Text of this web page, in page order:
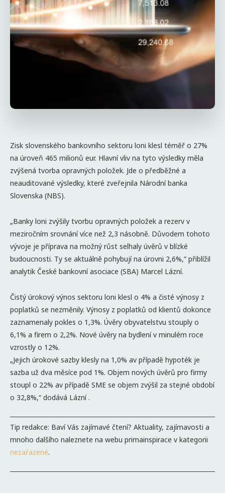
Zisk slovenského bankovního sektoru loni klesl téměř o 27%
na úroveň 465 milionů eur. Hlavní vliv na tyto výsledky měla
zvýšená tvorba opravných položek. Jde o předběžné a
neauditované výsledky, které zveřejnila Národní banka
Slovenska (NBS).
„Banky loni zvýšily tvorbu opravných položek a rezerv v
meziročním srovnání více než 2,3 násobně. Důvodem tohoto
vývoje je příprava na možný růst selhaly úvěrů v blízké
budoucnosti. Ty se aktuálně pohybují na úrovni 2,6%,“ přiblížil
analytik České bankovní asociace (SBA) Marcel Lázní.
Čistý úrokový výnos sektoru loni klesl o 4% a čisté výnosy z
poplatků se nezměnily. Výnosy z poplatků od klientů dokonce
zaznamenaly pokles o 1,3%. Úvěry obyvatelstvu stouply o
6,1% a firem o 2,2%. Nové úvěry na bydlení v minulém roce
vzrostly o 12%.
„Jejich úrokové sazby klesly na 1,0% av případě hypoték je
sazba už dva měsíce pod 1%. Objem nových úvěrů pro firmy
stoupl o 22% av případě SME se objem zvýšil za stejné období
o 32,8%,“ dodává Lázní .
Tip redakce: Baví Vás zajímavé čtení? Aktuality, zajímavosti a
mnoho dalšího naleznete na webu primainspirace v kategorii
nezařazené.